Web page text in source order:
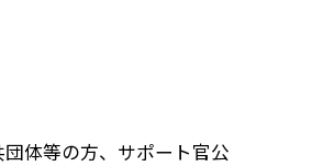
体等の方、サポート官公